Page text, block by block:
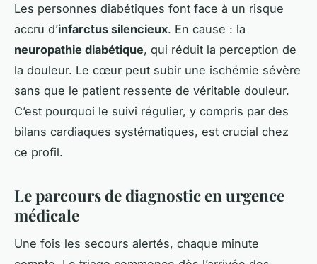
Les personnes diabétiques font face à un risque
accru d’infarctus silencieux. En cause : la
neuropathie diabétique, qui réduit la perception de
la douleur. Le cœur peut subir une ischémie sévère
sans que le patient ressente de véritable douleur.
C’est pourquoi le suivi régulier, y compris par des
bilans cardiaques systématiques, est crucial chez
ce profil.
Le parcours de diagnostic en urgence
médicale
Une fois les secours alertés, chaque minute